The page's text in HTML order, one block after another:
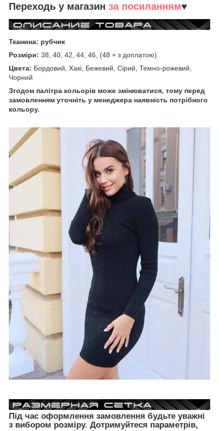
Переходь у магазин за посиланням♥
Тканина: рубчик
Розміри: 38, 40, 42, 44, 46, (48 + з доплатою)
Цвета: Бордовий, Хакі, Бежевий, Сірий, Темно-рожевий,
Чорний
Згодом палітра кольорів може змінюватися, тому перед
замовленням уточніть у менеджера наявність потрібного
кольору.
Під час оформлення замовлення будьте уважні
з вибором розміру. Дотримуйтеся параметрів,